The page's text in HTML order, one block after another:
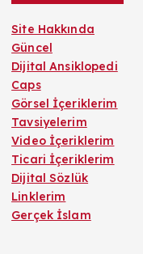
Site Hakkında
Güncel
Dijital Ansiklopedi
Caps
Görsel İçeriklerim
Tavsiyelerim
Video İçeriklerim
Ticari İçeriklerim
Dijital Sözlük
Linklerim
Gerçek İslam